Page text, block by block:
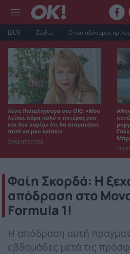
J2US Ζώδια Ο πιο αδύναμος κρίκος
Λένα Παπαληγούρα στο ΟΚ!: «Μου
λείπει πάρα πολύ ο πατέρας μου
και δεν νομίζω ότι θα σταματήσει
ποτέ να μου λείπει»
ΣΥΝΕΝΤΕΥΞΕΙΣ
Φαίη Σκορδά: Η
απόδραση στο
Formula 1!
Η απόδραση αυτή
εβδομάδες μετά τις